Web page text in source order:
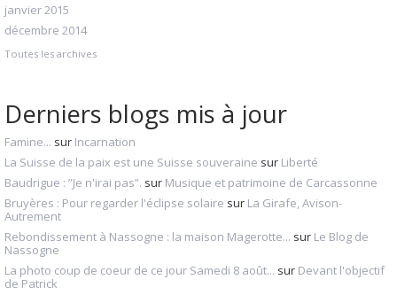
janvier 2015
décembre 2014
Toutes les archives
Derniers blogs mis à jour
Famine... sur Incarnation
La Suisse de la paix est une Suisse souveraine sur Liberté
Baudrigue : ”Je n'irai pas”. sur Musique et patrimoine de Carcassonne
Bruyères : Pour regarder l'éclipse solaire sur La Girafe, Avison-
Autrement
Rebondissement à Nassogne : la maison Magerotte... sur Le Blog de
Nassogne
La photo coup de coeur de ce jour Samedi 8 août... sur Devant l'objectif
de Patrick